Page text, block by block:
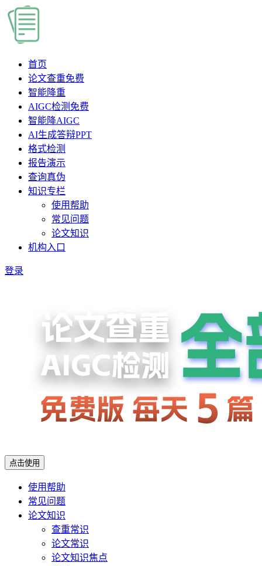
首页
论文查重免费
智能降重
AIGC检测 免费
智能降AIGC
AI生成答辩PPT
格式检测
报告演示
查询真伪
知识专栏
使用帮助
常见问题
论文知识
机构入口
登录
点击使用
使用帮助
常见问题
论文知识
查重常识
论文常识
论文知识焦点